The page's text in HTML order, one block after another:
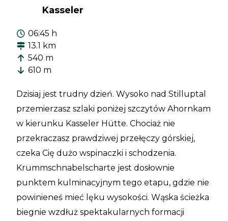
Kasseler
06:45 h
13.1 km
540 m
610 m
Dzisiaj jest trudny dzień. Wysoko nad Stilluptal
przemierzasz szlaki poniżej szczytów Ahornkam
w kierunku Kasseler Hütte. Chociaż nie
przekraczasz prawdziwej przełęczy górskiej,
czeka Cię dużo wspinaczki i schodzenia.
Krummschnabelscharte jest dosłownie
punktem kulminacyjnym tego etapu, gdzie nie
powinieneś mieć lęku wysokości. Wąska ścieżka
biegnie wzdłuż spektakularnych formacji